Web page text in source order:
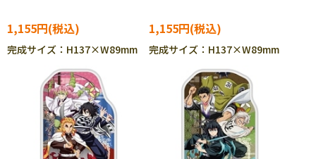
1,155円
完成サイズ：H137×W89mm
1,155円
完成サイズ：H137×W89mm